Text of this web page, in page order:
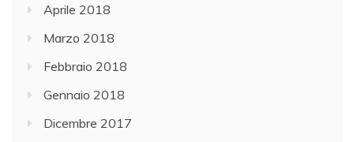
Aprile 2018
Marzo 2018
Febbraio 2018
Gennaio 2018
Dicembre 2017